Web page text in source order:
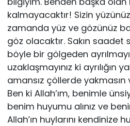
kalmayacaktır! Sizin
zamanda yüz ve gözünüz
göz olacaktır. Sakın saadet
böyle bir gölgeden
uzaklaşmayınız ki ayrılığın
amansız çöllerde
Ben ki Allah’ım, benimle
benim huyumu alınız ve
Allah’ın huylarını kendinize